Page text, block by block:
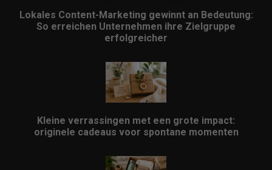
Lokales Content-Marketing gewinnt an Bedeutung:
So erreichen Unternehmen ihre Zielgruppe
erfolgreicher
Kleine verrassingen met een grote impact:
originele cadeaus voor spontane momenten